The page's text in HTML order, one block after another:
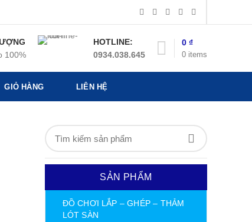
100%
HOTLINE:
0934.038.645
0 items
0 ₫
GIỎ HÀNG LIÊN HỆ
SẢN PHẨM
ĐỒ CHƠI LẮP – GHÉP – THẢM
LÓT SÀN